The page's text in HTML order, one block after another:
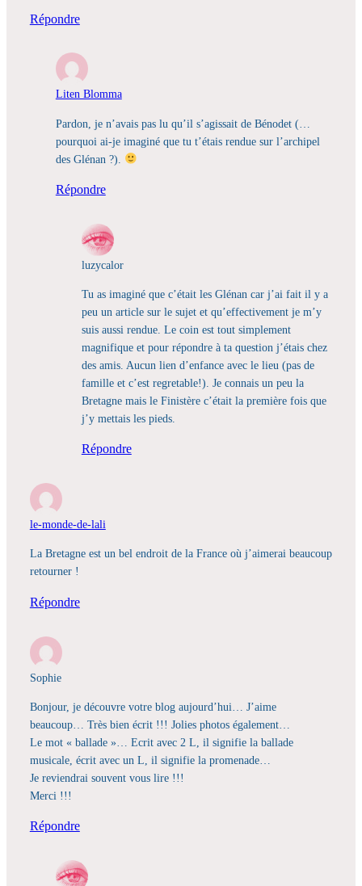
Répondre
Liten Blomma
Pardon, je n’avais pas lu qu’il s’agissait de Bénodet (…
pourquoi ai-je imaginé que tu t’étais rendue sur l’archipel
des Glénan ?).
Répondre
luzycalor
Tu as imaginé que c’était les Glénan car j’ai fait il y a
peu un article sur le sujet et qu’effectivement je m’y
suis aussi rendue. Le coin est tout simplement
magnifique et pour répondre à ta question j’étais chez
des amis. Aucun lien d’enfance avec le lieu (pas de
famille et c’est regretable!). Je connais un peu la
Bretagne mais le Finistère c’était la première fois que
j’y mettais les pieds.
Répondre
le-monde-de-lali
La Bretagne est un bel endroit de la France où j’aimerai beaucoup
retourner !
Répondre
Sophie
Bonjour, je découvre votre blog aujourd’hui… J’aime
beaucoup… Très bien écrit !!! Jolies photos également…
Le mot « ballade »… Ecrit avec 2 L, il signifie la ballade
musicale, écrit avec un L, il signifie la promenade…
Je reviendrai souvent vous lire !!!
Merci !!!
Répondre